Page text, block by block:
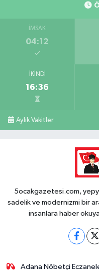
İMSAK
04:12
İKINDI
16:36
Aylık Vakitler
5ocakgazetesi.com,
sadelik ve modernizmi bir
insanlara haber
Adana Nöbetçi